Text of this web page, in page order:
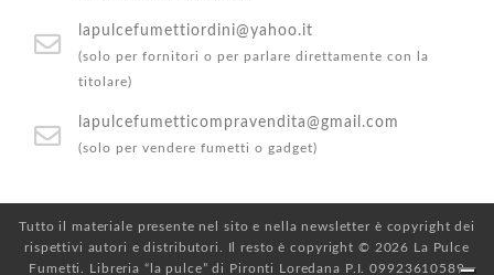
lapulcefumettiordini@yahoo.it
(solo per fornitori o per parlare direttamente con la
titolare)
lapulcefumetticompravendita@gmail.com
(solo per vendere fumetti o gadget)
Tutto il materiale presente nel sito e nella newsletter è copyright dei
rispettivi autori e distributori. Il resto è copyright © 2026 La Pulce
Fumetti. Libreria “la pulce” di Pironti Loredana P.I. 09923610589